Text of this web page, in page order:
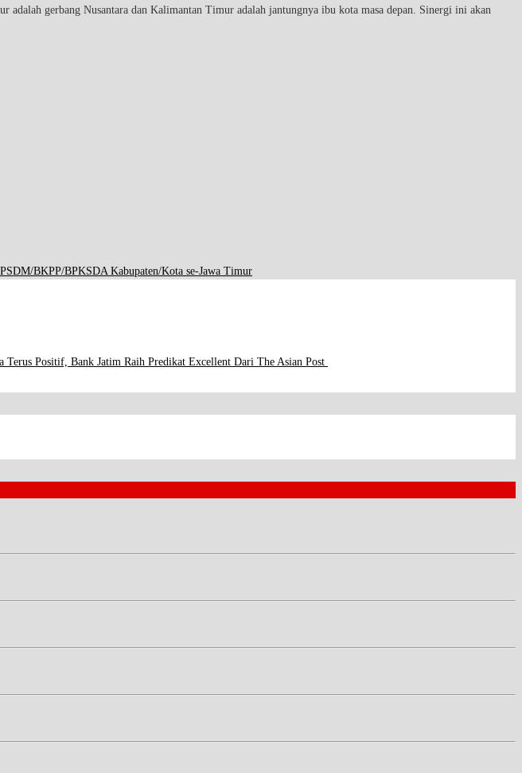
adalah gerbang Nusantara dan Kalimantan Timur adalah jantungnya ibu kota masa depan. Sinergi ini akan
BKPP/BPKSDA Kabupaten/Kota se-Jawa Timur
Terus Positif, Bank Jatim Raih Predikat Excellent Dari The Asian Post